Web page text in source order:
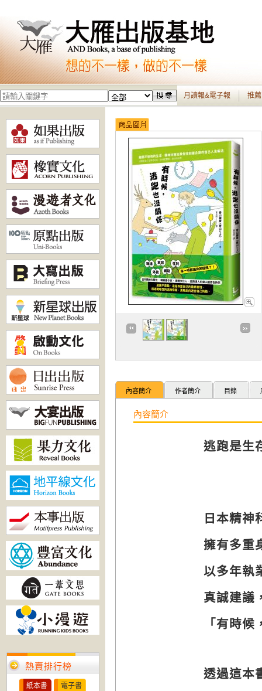
月讀報&電子報 推
熱賣排行榜
紙本書 電子書
內容簡介 作者簡介 目錄
內容簡介
逃跑是生
日本精神
擁有多重
以多年執
真誠建議
「有時
透過這本